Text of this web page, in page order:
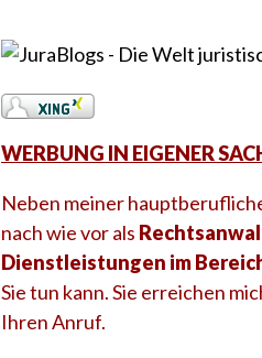
WERBUNG IN EIGENER
Neben meiner
nach wie vor als
Dienstleistungen im
Sie tun kann. Sie erreichen
Ihren Anruf.